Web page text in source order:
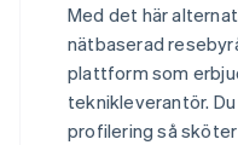
Med det här
nätbaserad
plattform som
teknikleverantör.
profilering så